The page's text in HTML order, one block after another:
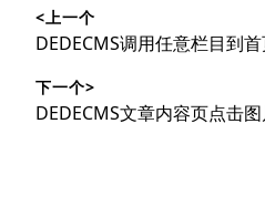
章
导
航
<上一个
上
文
章：
DEDECMS调用任意栏目到
下一个>
下
DEDECMS文章内容页点击